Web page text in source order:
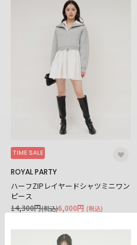
TIME SALE
ROYAL PARTY
ハーフZIPレイヤードシャツミニワン
ピース
6,000円 (税込)
14,300円(税込)